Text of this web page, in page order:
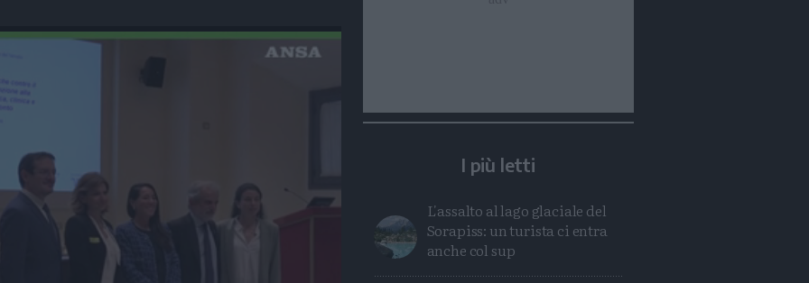
I più letti
L'assalto al lago glaciale del
Sorapiss: un turista ci entra
anche col sup